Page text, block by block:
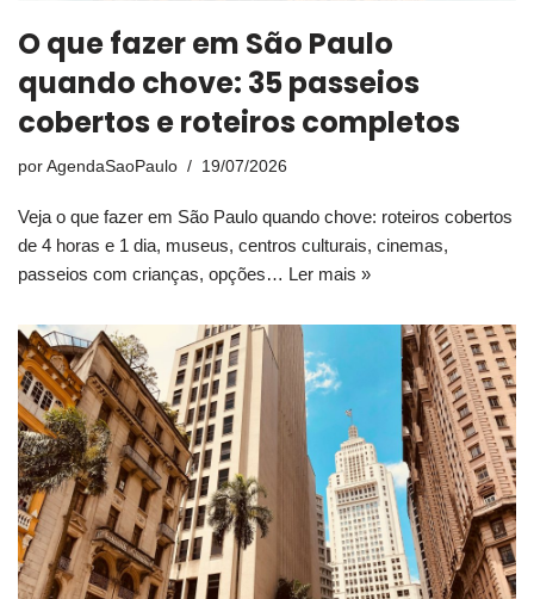
O que fazer em São Paulo
quando chove: 35 passeios
cobertos e roteiros completos
por AgendaSaoPaulo 19/07/2026
Veja o que fazer em São Paulo quando chove: roteiros cobertos
de 4 horas e 1 dia, museus, centros culturais, cinemas,
passeios com crianças, opções… Ler mais »